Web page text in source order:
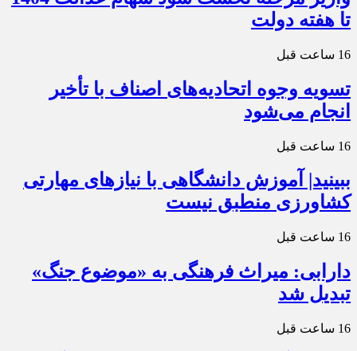
تا هفته دولت
16 ساعت قبل
تسویه وجوه اتحادیه‌های اصناف با تأخیر
انجام می‌شود
16 ساعت قبل
ببینید| آموزش دانشگاهی با نیازهای مهارتی
کشاورزی منطبق نیست
16 ساعت قبل
دارابی: میراث‌ فرهنگی به «موضوع جنگ»
تبدیل شد
16 ساعت قبل